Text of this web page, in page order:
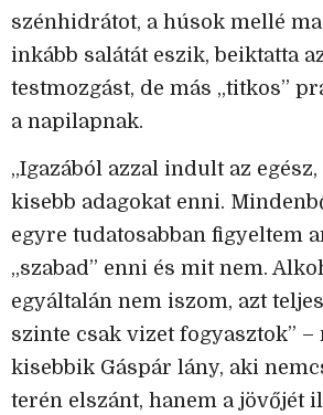
szénhidrátot, a húsok mellé
inkább salátát eszik, beiktatta
testmozgást, de más „titkos”
a napilapnak.
„Igazából azzal indult az
kisebb adagokat enni.
egyre tudatosabban figyeltem
„szabad” enni és mit nem.
egyáltalán nem iszom, azt
szinte csak vizet fogyasztok” –
kisebbik Gáspár lány, aki
terén elszánt, hanem a jövőjét